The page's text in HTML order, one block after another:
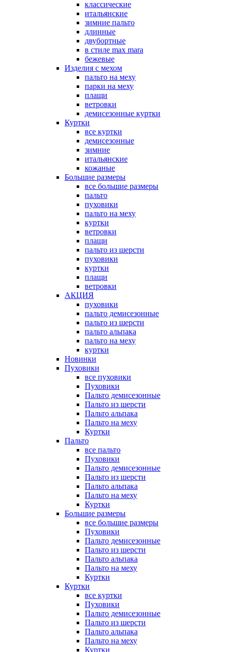
классические
итальянские
зимние пальто
длинные
двубортные
в стиле max mara
бежевые
Изделия с мехом
пальто на меху
парки на меху
плащи
ветровки
демисезонные куртки
Куртки
все куртки
демисезонные
зимние
итальянские
кожаные
Большие размеры
все большие размеры
пальто
пуховики
пальто на меху
куртки
ветровки
плащи
пальто из шерсти
пуховики
куртки
плащи
ветровки
АКЦИЯ
пуховики
пальто демисезонные
пальто из шерсти
пальто альпака
пальто на меху
куртки
Новинки
Пуховики
все пуховики
Пуховики
Пальто демисезонные
Пальто из шерсти
Пальто альпака
Пальто на меху
Куртки
Пальто
все пальто
Пуховики
Пальто демисезонные
Пальто из шерсти
Пальто альпака
Пальто на меху
Куртки
Большие размеры
все большие размеры
Пуховики
Пальто демисезонные
Пальто из шерсти
Пальто альпака
Пальто на меху
Куртки
Куртки
все куртки
Пуховики
Пальто демисезонные
Пальто из шерсти
Пальто альпака
Пальто на меху
Куртки